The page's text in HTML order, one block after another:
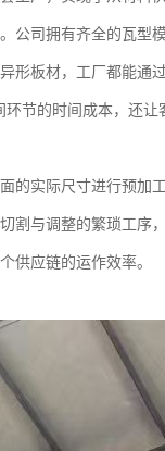
公司拥有齐全的瓦型
形板材，工厂都能通
节的时间成本，还
的实际尺寸进行预加
割与调整的繁琐工序
供应链的运作效率。